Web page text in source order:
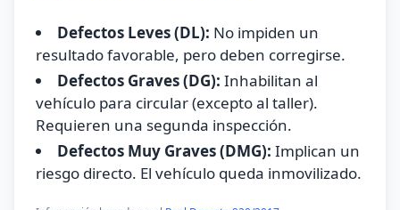
Defectos Leves (DL): No impiden un
resultado favorable, pero deben corregirse.
Defectos Graves (DG): Inhabilitan al
vehículo para circular (excepto al taller).
Requieren una segunda inspección.
Defectos Muy Graves (DMG): Implican un
riesgo directo. El vehículo queda inmovilizado.